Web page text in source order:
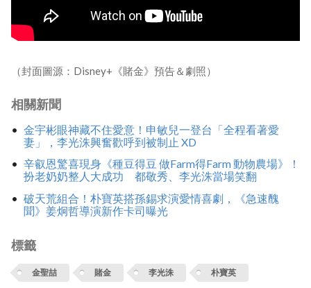
（封面圖源：Disney+《賭金》預告＆劇照）
相關新聞
金宇彬眼神藏不住愛意！申敏兒一登台「全程看著愛
妻」，李光洙興奮歡呼到被制止 XD
辛叡恩驚喜現身《種豆得豆 做Farm得Farm 動物農場》！
扮老奶奶整人大成功 都敬秀、李光洙當場笑翻
破天荒組合！朴寶英搭孫錫求演愛情喜劇，《急速醜
聞》姜炯哲導演新作卡司曝光
標籤
金聖喆 賭金 李光洙 朴寶英